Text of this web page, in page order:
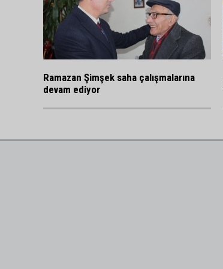
Ramazan Şimşek saha çalışmalarına
devam ediyor